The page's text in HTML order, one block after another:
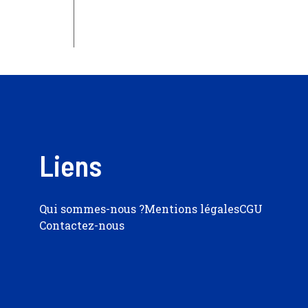
Liens
Qui sommes-nous ?Mentions légalesCGU
Contactez-nous